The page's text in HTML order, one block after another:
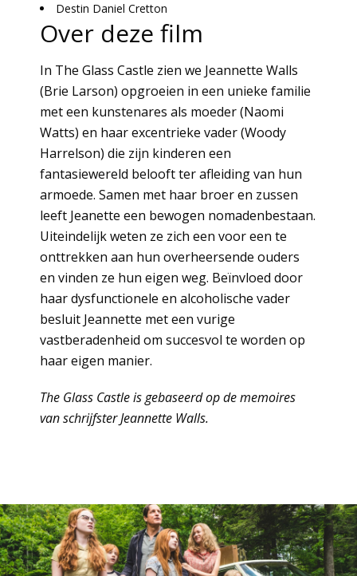
Destin Daniel Cretton
Over deze film
In The Glass Castle zien we Jeannette Walls
(Brie Larson) opgroeien in een unieke familie
met een kunstenares als moeder (Naomi
Watts) en haar excentrieke vader (Woody
Harrelson) die zijn kinderen een
fantasiewereld belooft ter afleiding van hun
armoede. Samen met haar broer en zussen
leeft Jeanette een bewogen nomadenbestaan.
Uiteindelijk weten ze zich een voor een te
onttrekken aan hun overheersende ouders
en vinden ze hun eigen weg. Beïnvloed door
haar dysfunctionele en alcoholische vader
besluit Jeannette met een vurige
vastberadenheid om succesvol te worden op
haar eigen manier.
The Glass Castle is gebaseerd op de memoires
van schrijfster Jeannette Walls.